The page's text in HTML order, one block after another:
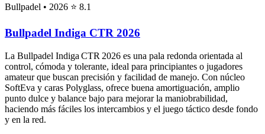
Bullpadel • 2026 ⭐ 8.1
Bullpadel Indiga CTR 2026
La Bullpadel Indiga CTR 2026 es una pala redonda orientada al
control, cómoda y tolerante, ideal para principiantes o jugadores
amateur que buscan precisión y facilidad de manejo. Con núcleo
SoftEva y caras Polyglass, ofrece buena amortiguación, amplio
punto dulce y balance bajo para mejorar la maniobrabilidad,
haciendo más fáciles los intercambios y el juego táctico desde fondo
y en la red.